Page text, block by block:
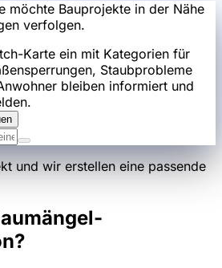
möchte Bauprojekte in der Nähe
verfolgen.
Karte ein mit Kategorien für
Staubprobleme
bleiben informiert und
und wir erstellen eine passende